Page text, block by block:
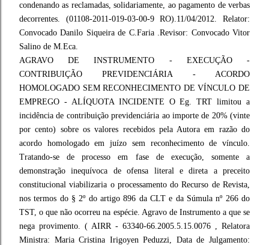
condenando as reclamadas, solidariamente, ao pagamento de verbas
decorrentes. (01108-2011-019-03-00-9 RO).11/04/2012. Relator:
Convocado Danilo Siqueira de C.Faria .Revisor: Convocado Vitor
Salino de M.Eca.
AGRAVO DE INSTRUMENTO - EXECUÇÃO -
CONTRIBUIÇÃO PREVIDENCIÁRIA - ACORDO
HOMOLOGADO SEM RECONHECIMENTO DE VÍNCULO DE
EMPREGO - ALÍQUOTA INCIDENTE O Eg. TRT limitou a
incidência de contribuição previdenciária ao importe de 20% (vinte
por cento) sobre os valores recebidos pela Autora em razão do
acordo homologado em juízo sem reconhecimento de vínculo.
Tratando-se de processo em fase de execução, somente a
demonstração inequívoca de ofensa literal e direta a preceito
constitucional viabilizaria o processamento do Recurso de Revista,
nos termos do § 2º do artigo 896 da CLT e da Súmula nº 266 do
TST, o que não ocorreu na espécie. Agravo de Instrumento a que se
nega provimento. ( AIRR - 63340-66.2005.5.15.0076 , Relatora
Ministra: Maria Cristina Irigoyen Peduzzi, Data de Julgamento: